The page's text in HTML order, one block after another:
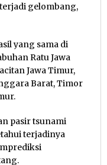
gelombang,
yang sama di
Ratu Jawa
Jawa Timur,
Barat, Timor
pasir tsunami
terjadinya